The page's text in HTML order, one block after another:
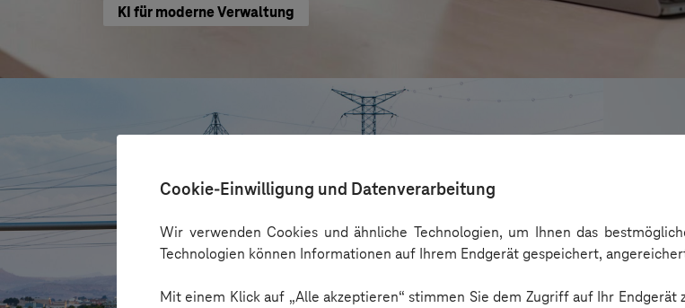
Cookie-Einwilligung und Datenverarbeitung
Wir verwenden Cookies und ähnliche Technologien, um Ihnen das
Technologien können Informationen auf Ihrem Endgerät gespeichert,
Mit einem Klick auf „Alle akzeptieren“ stimmen Sie dem Zugriff auf Ihr Endgerät
KI für moderne Verwaltung